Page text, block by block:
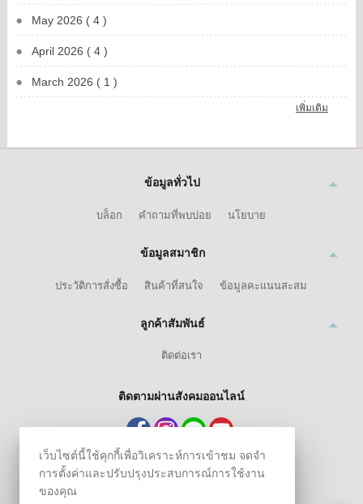
May 2026 ( 4 )
April 2026 ( 4 )
March 2026 ( 1 )
เพิ่มเติม
ข้อมูลทั่วไป
บล็อก คำถามที่พบบ่อย นโยบาย
ข้อมูลสมาชิก
ประวัติการสั่งซื้อ สินค้าที่สนใจ ข้อมูลคะแนนสะสม
ลูกค้าสัมพันธ์
ติดต่อเรา
ติดตามผ่านสังคมออนไลน์
เว็บไซต์นี้ใช้คุกกี้เพื่อวิเคราะห์การเข้าชม จดจำ
การตั้งค่าและปรับปรุงประสบการณ์การใช้งาน
ของคุณ